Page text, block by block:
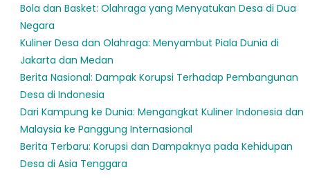
Bola dan Basket: Olahraga yang Menyatukan Desa di Dua
Negara
Kuliner Desa dan Olahraga: Menyambut Piala Dunia di
Jakarta dan Medan
Berita Nasional: Dampak Korupsi Terhadap Pembangunan
Desa di Indonesia
Dari Kampung ke Dunia: Mengangkat Kuliner Indonesia dan
Malaysia ke Panggung Internasional
Berita Terbaru: Korupsi dan Dampaknya pada Kehidupan
Desa di Asia Tenggara